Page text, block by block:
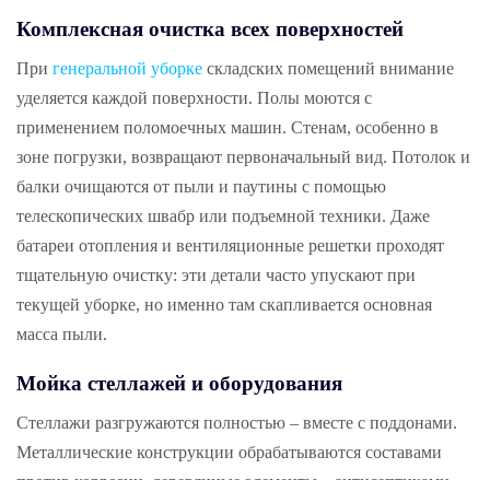
Комплексная очистка всех поверхностей
При генеральной уборке складских помещений внимание
уделяется каждой поверхности. Полы моются с
применением поломоечных машин. Стенам, особенно в
зоне погрузки, возвращают первоначальный вид. Потолок и
балки очищаются от пыли и паутины с помощью
телескопических швабр или подъемной техники. Даже
батареи отопления и вентиляционные решетки проходят
тщательную очистку: эти детали часто упускают при
текущей уборке, но именно там скапливается основная
масса пыли.
Мойка стеллажей и оборудования
Стеллажи разгружаются полностью – вместе с поддонами.
Металлические конструкции обрабатываются составами